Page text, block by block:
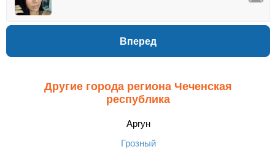
Вперед
Другие города региона Чеченская
республика
Аргун
Грозный